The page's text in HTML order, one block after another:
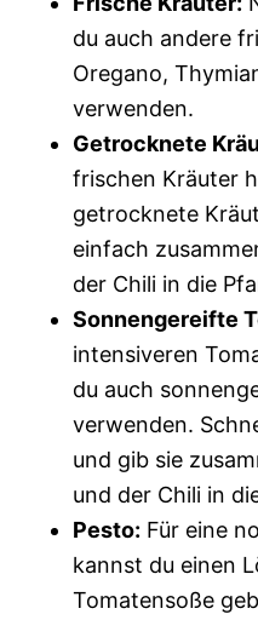
du auch andere
Oregano,
verwenden.
Getrocknete
frischen Kräuter
getrocknete
einfach
der Chili in die
Sonnengereifte
intensiveren
du auch
verwenden.
und gib sie
und der Chili in
Pesto: Für eine
kannst du einen
Tomatensoße